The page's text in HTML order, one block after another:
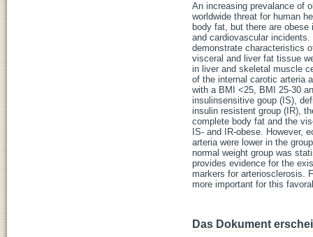
An increasing prevalance of
worldwide threat for human
body fat, but there are
and cardiovascular
demonstrate characteristics
visceral and liver fat tissue
in liver and skeletal muscle
of the internal carotic arteria
with a BMI <25, BMI 25-30
insulinsensitive goup (IS),
insulin resistent group (IR),
complete body fat and the
IS- and IR-obese. However,
arteria were lower in the
normal weight group was
provides evidence for the
markers for arteriosclerosis.
more important for this
Das Dokument